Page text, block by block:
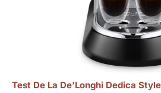
Test De La De’Longhi Dedica